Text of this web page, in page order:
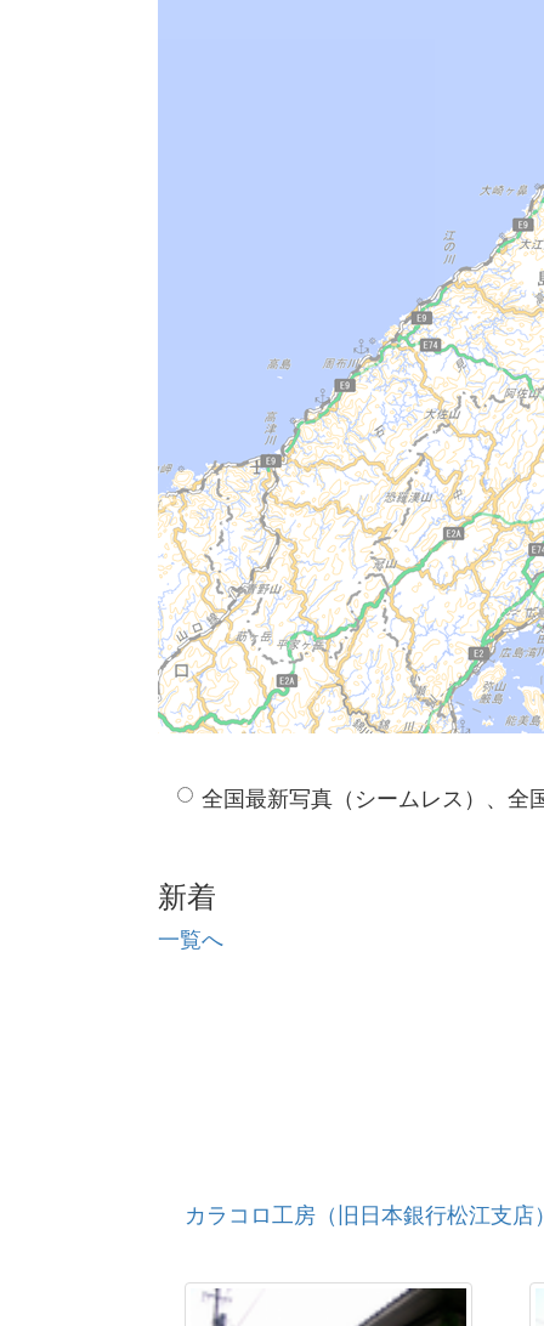
全国最新写真（シームレス）、全
新着
一覧へ
カラコロ工房（旧日本銀行松江支店